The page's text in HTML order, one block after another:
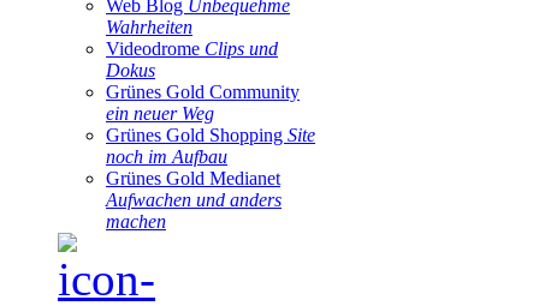
Web Blog Unbequehme
Wahrheiten
Videodrome Clips und
Dokus
Grünes Gold Community
ein neuer Weg
Grünes Gold Shopping Site
noch im Aufbau
Grünes Gold Medianet
Aufwachen und anders
machen